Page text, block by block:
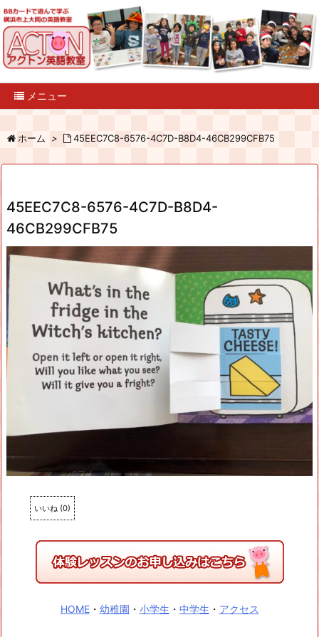
メニュー
ホーム > 45EEC7C8-6576-4C7D-B8D4-46CB299CFB75
45EEC7C8-6576-4C7D-B8D4-
46CB299CFB75
いいね (0)
HOME・ 幼稚園 ・ 小学生 ・ 中学生 ・ アクセス